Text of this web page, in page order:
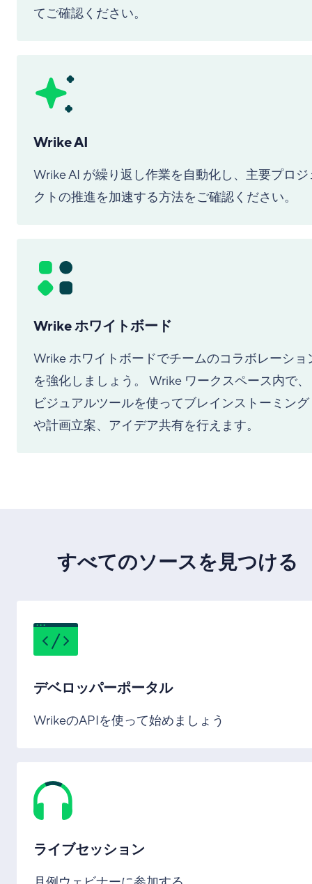
てご確認ください。
Wrike AI
Wrike AI が繰り返し作業を自動化し、主要プロジ
クトの推進を加速する方法をご確認ください。
Wrike ホワイトボード
Wrike ホワイトボードでチームのコラボレーショ
を強化しましょう。 Wrike ワークスペース内で、
ビジュアルツールを使ってブレインストーミング
や計画立案、アイデア共有を行えます。
すべてのソースを見つける
デベロッパーポータル
WrikeのAPIを使って始めましょう
ライブセッション